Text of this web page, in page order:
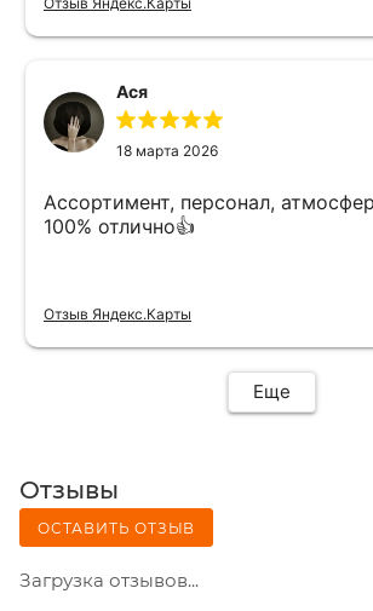
Ася
18 марта 2026
Ассортимент, персонал,
100% отлично👍
Отзыв Яндекс.Карты
Еще
Отзывы
ОСТАВИТЬ ОТЗЫВ
Загрузка отзывов...